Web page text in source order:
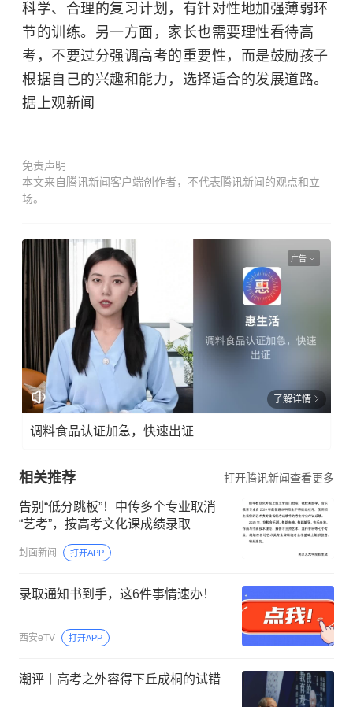
科学、合理的复习计划，有针对性地加强薄弱环
节的训练。另一方面，家长也需要理性看待高
考，不要过分强调高考的重要性，而是鼓励孩子
根据自己的兴趣和能力，选择适合的发展道路。
据上观新闻
免责声明
本文来自腾讯新闻客户端创作者，不代表腾讯新闻的观点和立
场。
广告
了解详情
调料食品认证加急，快速出证
相关推荐 打开腾讯新闻查看更多
告别“低分跳板”！中传多个专业取消
“艺考”，按高考文化课成绩录取
封面新闻 打开APP
录取通知书到手，这6件事情速办！
西安eTV 打开APP
潮评丨高考之外容得下丘成桐的试错